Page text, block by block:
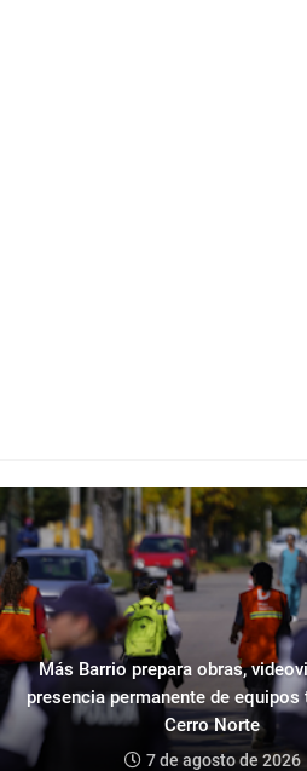
Más Barrio prepara obras,
presencia permanente de
Cerro Norte
7 de agosto de 2026